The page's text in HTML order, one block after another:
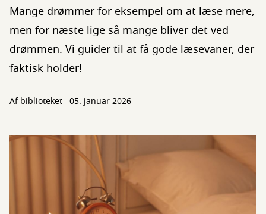
Mange drømmer for eksempel om at læse mere,
men for næste lige så mange bliver det ved
drømmen. Vi guider til at få gode læsevaner, der
faktisk holder!
Af biblioteket 05. januar 2026